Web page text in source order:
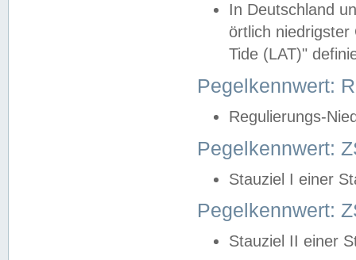
In Deutschland
örtlich
Tide (LAT)"
Pegelkennwert:
Regulierungs-
Pegelkennwert:
Stauziel I einer
Pegelkennwert:
Stauziel II einer